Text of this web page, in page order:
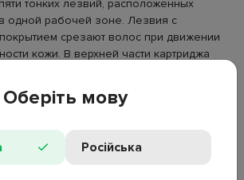
тонких лезвий, расположенных
одной рабочей зоне. Лезвия с
срезают волос при движении
кожи. В верхней части картриджа
точный триммер, который
Кассеты фиксируются на ручке
с помощью защелкивающегося
Оберіть мову
Російська